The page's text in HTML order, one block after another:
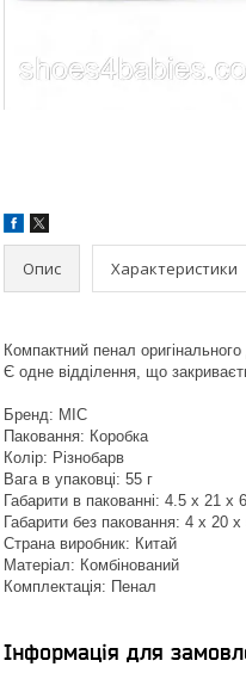
Опис Характеристики
Компактний пенал
Є одне відділення, що
Бренд: MIC
Паковання: Коробка
Колір: Різнобарв
Вага в упаковці: 55 г
Габарити в пакованні: 4.5 x 21 x
Габарити без паковання: 4 x 20
Страна виробник: Китай
Матеріал: Комбінований
Комплектація: Пенал
Інформація для